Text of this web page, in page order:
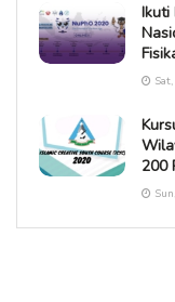
Ikuti
200